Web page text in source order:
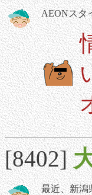
AEONスタ
[8402]
最近、新潟